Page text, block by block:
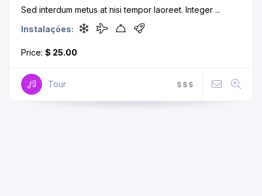
Sed interdum metus at nisi tempor laoreet. Integer ...
Instalações:
Price: $ 25.00
Tour $ $ $